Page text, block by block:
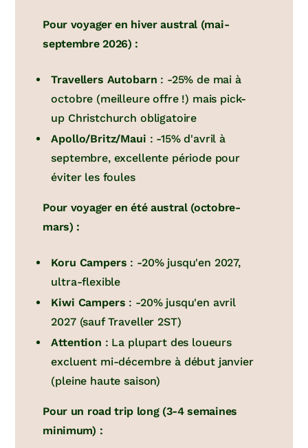
Pour voyager en hiver austral (mai-
septembre 2026) :
Travellers Autobarn : -25% de mai à
octobre (meilleure offre !) mais pick-
up Christchurch obligatoire
Apollo/Britz/Maui : -15% d'avril à
septembre, excellente période pour
éviter les foules
Pour voyager en été austral (octobre-
mars) :
Koru Campers : -20% jusqu'en 2027,
ultra-flexible
Kiwi Campers : -20% jusqu'en avril
2027 (sauf Traveller 2ST)
Attention : La plupart des loueurs
excluent mi-décembre à début janvier
(pleine haute saison)
Pour un road trip long (3-4 semaines
minimum) :